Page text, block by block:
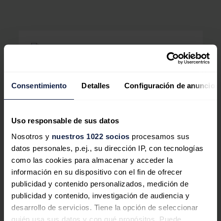
Consentimiento Detalles Configuración de anuncios
Uso responsable de sus datos
Nosotros y nuestros 1022 socios procesamos sus
datos personales, p.ej., su dirección IP, con tecnologías
como las cookies para almacenar y acceder la
información en su dispositivo con el fin de ofrecer
publicidad y contenido personalizados, medición de
publicidad y contenido, investigación de audiencia y
desarrollo de servicios. Tiene la opción de seleccionar
quién usa sus datos y con qué propósitos. Puede
Engie lidera un consorcio para
el desarrollo de un proyecto
en Países Bajos
“Estamos encantados de iniciar esta cooperación con
Engie en esta nueva etapa para impulsar el hidrógeno
verde”, afirmó Rene Alcaraz Frederiksen,